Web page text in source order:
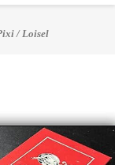
/ Loisel